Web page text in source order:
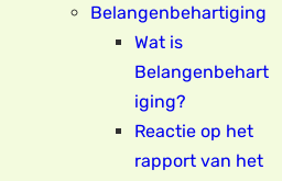
Belangenbehartiging
Wat is
Belangenbehart
iging?
Reactie op het
rapport van het